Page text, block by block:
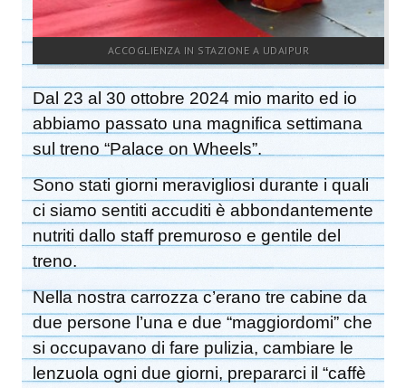
ACCOGLIENZA IN STAZIONE A UDAIPUR
Dal 23 al 30 ottobre 2024 mio marito ed io
abbiamo passato una magnifica settimana
sul treno “Palace on Wheels”.
Sono stati giorni meravigliosi durante i quali
ci siamo sentiti accuditi è abbondantemente
nutriti dallo staff premuroso e gentile del
treno.
Nella nostra carrozza c’erano tre cabine da
due persone l’una e due “maggiordomi” che
si occupavano di fare pulizia, cambiare le
lenzuola ogni due giorni, prepararci il “caffè